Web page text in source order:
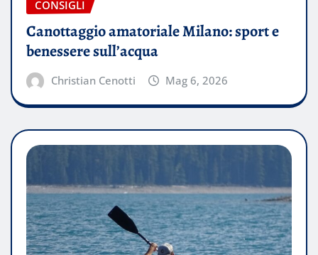
CONSIGLI
Canottaggio amatoriale Milano: sport e
benessere sull’acqua
Christian Cenotti Mag 6, 2026